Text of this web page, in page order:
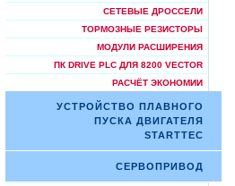
СЕТЕВЫЕ ДРОССЕЛИ
ТОРМОЗНЫЕ РЕЗИСТОРЫ
МОДУЛИ РАСШИРЕНИЯ
ПК DRIVE PLC ДЛЯ 8200 VECTOR
РАСЧЁТ ЭКОНОМИИ
УСТРОЙСТВО ПЛАВНОГО
ПУСКА ДВИГАТЕЛЯ
STARTTEC
СЕРВОПРИВОД